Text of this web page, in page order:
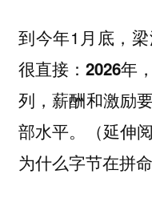
到今年1月底，
很直接：2026年
列，薪酬和激励
部水平。（延伸
为什么字节在拼